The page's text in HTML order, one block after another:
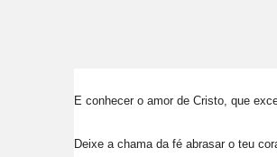
E conhecer o amor de Cristo, que
Deixe a chama da fé abrasar o teu